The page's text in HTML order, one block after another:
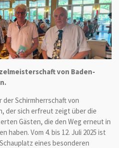
von Baden-
Schirmherrschaft von
der sich erfreut zeigt über die
Gästen, die den Weg erneut in
haben. Vom 4. bis 12. Juli 2025 ist
eines besonderen